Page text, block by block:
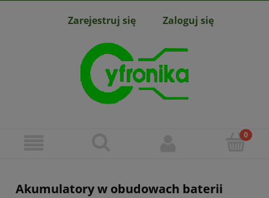
Zarejestruj się Zaloguj się
Akumulatory w obudowach baterii